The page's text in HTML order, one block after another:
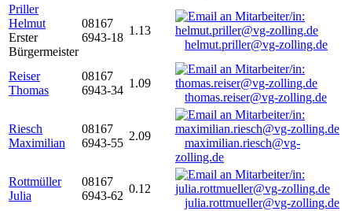
Priller
Helmut
Erster
Bürgermeister
08167
6943-18
1.13
helmut.priller@vg-zolling.de
Reiser
Thomas
08167
6943-34
1.09
thomas.reiser@vg-zolling.de
Riesch
Maximilian
08167
6943-55
2.09
maximilian.riesch@vg-
zolling.de
Rottmüller
Julia
08167
6943-62
0.12
julia.rottmueller@vg-zolling.de